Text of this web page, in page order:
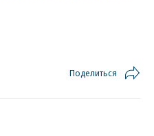
Поделиться